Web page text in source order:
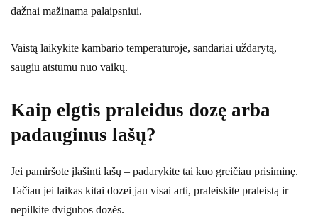
dažnai mažinama palaipsniui.
Vaistą laikykite kambario temperatūroje, sandariai uždarytą,
saugiu atstumu nuo vaikų.
Kaip elgtis praleidus dozę arba
padauginus lašų?
Jei pamiršote įlašinti lašų – padarykite tai kuo greičiau prisiminę.
Tačiau jei laikas kitai dozei jau visai arti, praleiskite praleistą ir
nepilkite dvigubos dozės.